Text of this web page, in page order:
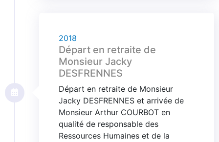
2018
Départ en retraite de
Monsieur Jacky
DESFRENNES
Départ en retraite de Monsieur
Jacky DESFRENNES et arrivée de
Monsieur Arthur COURBOT en
qualité de responsable des
Ressources Humaines et de la